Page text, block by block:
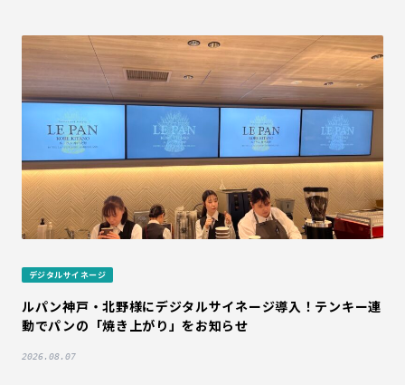
デジタルサイネージ
ルパン神戸・北野様にデジタルサイネージ導入！テンキー連
動でパンの「焼き上がり」をお知らせ
2026.08.07